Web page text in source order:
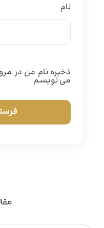
نام
ذخیره نام من در
می نویسم